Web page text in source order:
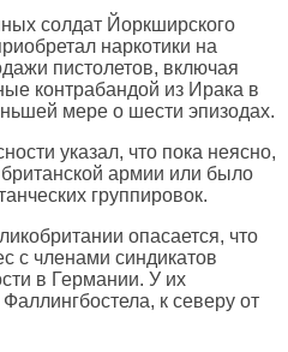
солдат Йоркширского
наркотики на
пистолетов, включая
контрабандой из Ирака в
мере о шести эпизодах.
указал, что пока неясно,
армии или было
группировок.
опасается, что
с членами синдикатов
в Германии. У их
к северу от